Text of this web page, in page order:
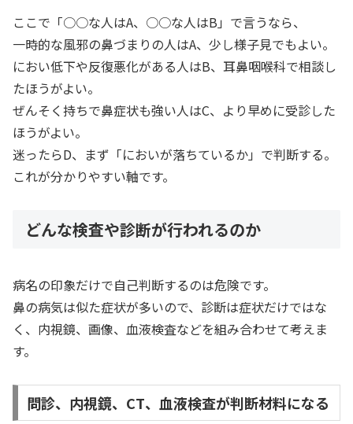
ここで「○○な人はA、○○な人はB」で言うなら、
一時的な風邪の鼻づまりの人はA、少し様子見でもよい。
におい低下や反復悪化がある人はB、耳鼻咽喉科で相談し
たほうがよい。
ぜんそく持ちで鼻症状も強い人はC、より早めに受診した
ほうがよい。
迷ったらD、まず「においが落ちているか」で判断する。
これが分かりやすい軸です。
どんな検査や診断が行われるのか
病名の印象だけで自己判断するのは危険です。
鼻の病気は似た症状が多いので、診断は症状だけではな
く、内視鏡、画像、血液検査などを組み合わせて考えま
す。
問診、内視鏡、CT、血液検査が判断材料になる